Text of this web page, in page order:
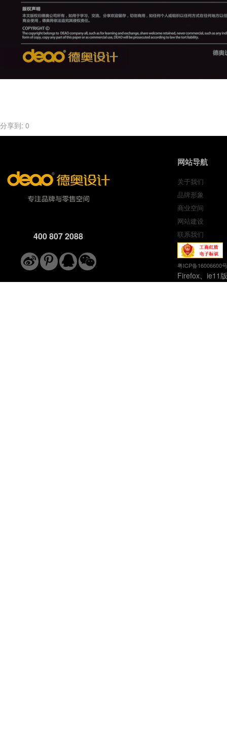
分享到: 0
400 807 2088
网站导航
关于我们
品牌形象
商业空间
网站建设
联系我们
粤ICP备16006600号
Firefox、ie11